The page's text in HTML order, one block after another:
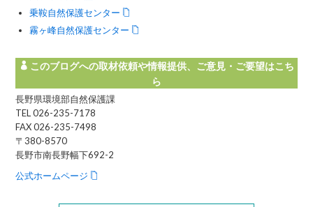
乗鞍自然保護センター
霧ヶ峰自然保護センター
このブログへの取材依頼や情報提供、ご意見・ご要望はこち
ら
長野県環境部自然保護課
TEL 026-235-7178
FAX 026-235-7498
〒380-8570
長野市南長野幅下692-2
公式ホームページ